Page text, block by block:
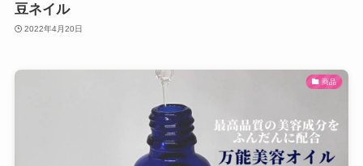
豆ネイル
2022年4月20日
商品